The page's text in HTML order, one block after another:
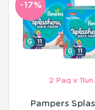
-17%
2 Paq x 11un.
Pampers